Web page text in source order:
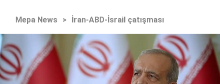
Mepa News > İran-ABD-İsrail çatışması